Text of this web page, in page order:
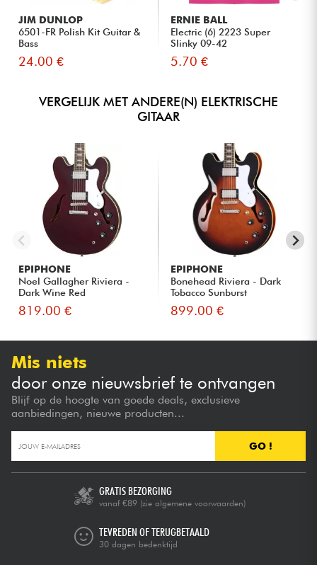
JIM DUNLOP
6501-FR Polish Kit Guitar &
Bass
24.00 €
ERNIE BALL
Electric (6) 2223 Super
Slinky 09-42
5.70 €
VERGELIJK MET ANDERE(N) ELEKTRISCHE
GITAAR
EPIPHONE
Noel Gallagher Riviera -
Dark Wine Red
819.00 €
EPIPHONE
Bonehead Riviera - Dark
Tobacco Sunburst
899.00 €
Mis niets
door onze nieuwsbrief te ontvangen
Blijf op de hoogte van goede deals, exclusieve
aanbiedingen, nieuwe producten...
GO !
GRATIS BEZORGING
vanaf €89 (zie algemene voorwaarden)
TEVREDEN OF TERUGBETAALD
30 dagen bedenktijd